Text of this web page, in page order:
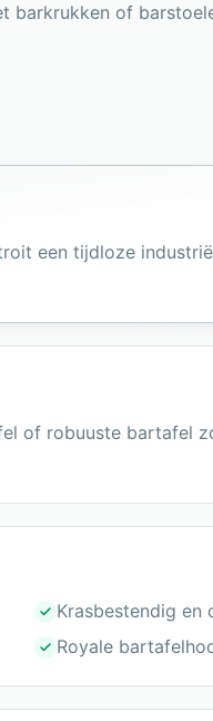
of
een tijdloze
of robuuste bartafel
Krasbestendig en
Royale